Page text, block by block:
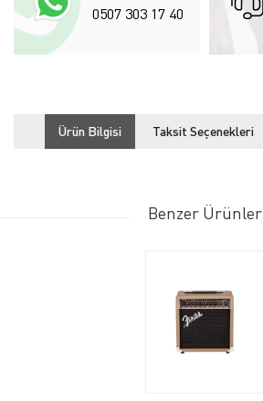
0507 303 17 40
Ürün Bilgisi Taksit Seçenekleri
Benzer Ürünler